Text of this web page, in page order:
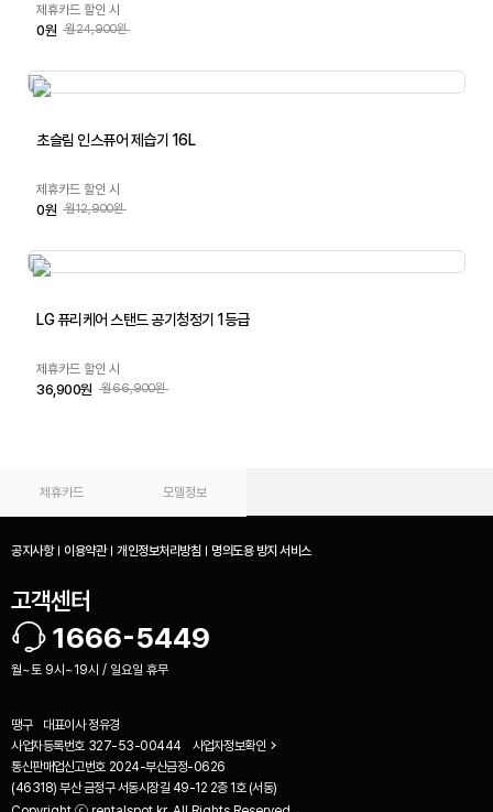
제휴카드 할인 시
0원 월24,900원
초슬림 인스퓨어 제습기 16L
제휴카드 할인 시
0원 월12,900원
LG 퓨리케어 스탠드 공기청정기 1등급
제휴카드 할인 시
36,900원 월66,900원
제휴카드 모델정보
공지사항 이용약관 개인정보처리방침 명의도용 방지 서비스
고객센터
1666-5449
월~토 9시~19시 / 일요일 휴무
땡구 대표이사 정유경
사업자등록번호 327-53-00444
사업자정보확인
통신판매업신고번호 2024-부산금정-0626
(46318) 부산 금정구 서동시장길 49-12 2층 1호 (서동)